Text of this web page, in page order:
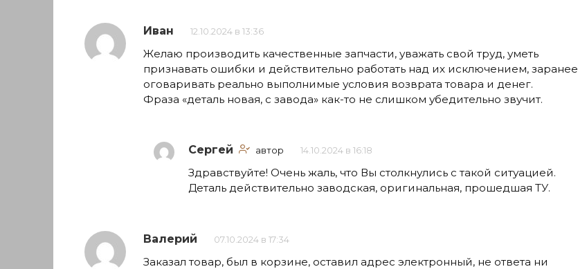
Иван 12.10.2024 в 13:36
Желаю производить качественные запчасти, уважать свой труд, уметь
признавать ошибки и действительно работать над их исключением, заранее
оговаривать реально выполнимые условия возврата товара и денег.
Фраза «деталь новая, с завода» как-то не слишком убедительно звучит.
Сергей автор 14.10.2024 в 16:18
Здравствуйте! Очень жаль, что Вы столкнулись с такой ситуацией.
Деталь действительно заводская, оригинальная, прошедшая ТУ.
Валерий 07.10.2024 в 17:34
Заказал товар, был в корзине, оставил адрес электронный, не ответа ни